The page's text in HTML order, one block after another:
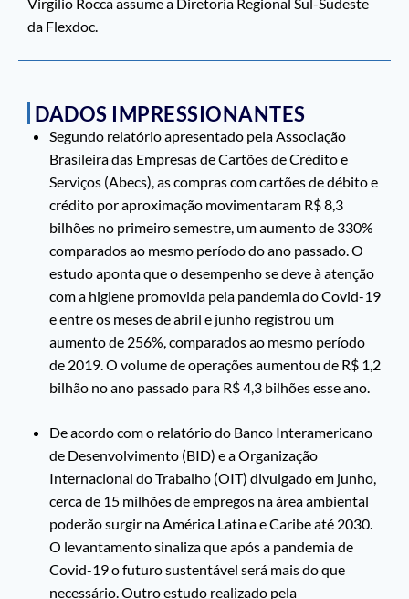
da Flexdoc.
DADOS IMPRESSIONANTES
Segundo relatório apresentado pela Associação
Brasileira das Empresas de Cartões de Crédito e
Serviços (Abecs), as compras com cartões de débito e
crédito por aproximação movimentaram R$ 8,3
bilhões no primeiro semestre, um aumento de 330%
comparados ao mesmo período do ano passado. O
estudo aponta que o desempenho se deve à atenção
com a higiene promovida pela pandemia do Covid-19
e entre os meses de abril e junho registrou um
aumento de 256%, comparados ao mesmo período
de 2019. O volume de operações aumentou de R$ 1,2
bilhão no ano passado para R$ 4,3 bilhões esse ano.
De acordo com o relatório do Banco Interamericano
de Desenvolvimento (BID) e a Organização
Internacional do Trabalho (OIT) divulgado em junho,
cerca de 15 milhões de empregos na área ambiental
poderão surgir na América Latina e Caribe até 2030.
O levantamento sinaliza que após a pandemia de
Covid-19 o futuro sustentável será mais do que
necessário. Outro estudo realizado pela